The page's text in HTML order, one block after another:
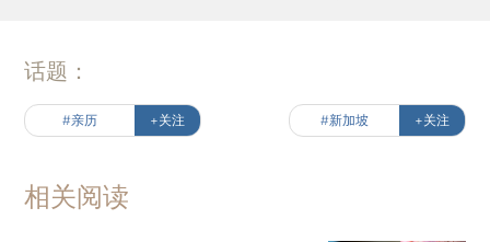
话题：
#亲历 +关注 #新加坡 +关注
相关阅读